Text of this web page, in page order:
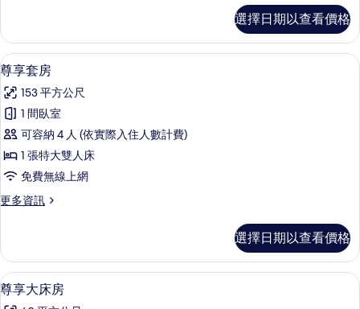
有
相
片
雙
床
房
的
詳
情
選擇日期以查看價格
顯
示
尊
享
套
房
的
所
相
片
尊享套房 | 迷你吧、客房內保險箱、
6
尊享套房
153 平方公尺
1 間臥室
可容納 4 人 (依實際入住人數計費)
1 張特大雙人床
免費無線上網
更多資訊
更
套
房
的
詳
選擇日期以查看價格
顯
示
迷你吧、客房內保險箱、書桌、筆電
6
尊享大床房